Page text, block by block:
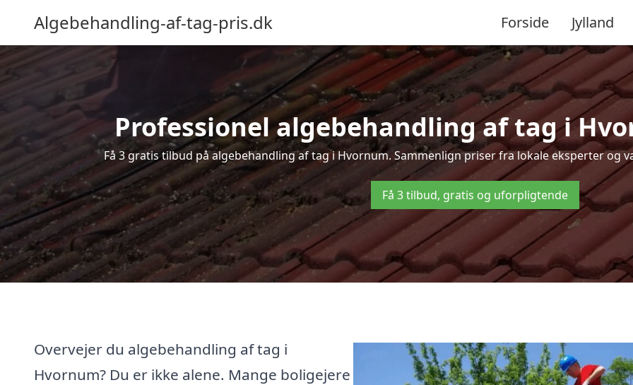
Algebehandling-af-tag-pris.dk Forside Jylland
Professionel algebehandling af tag i
Få 3 gratis tilbud på algebehandling af tag i Hvornum. Sammenlign priser fra lokale eksperter og
Få 3 tilbud, gratis og uforpligtende
Overvejer du algebehandling af tag i
Hvornum? Du er ikke alene. Mange boligejere